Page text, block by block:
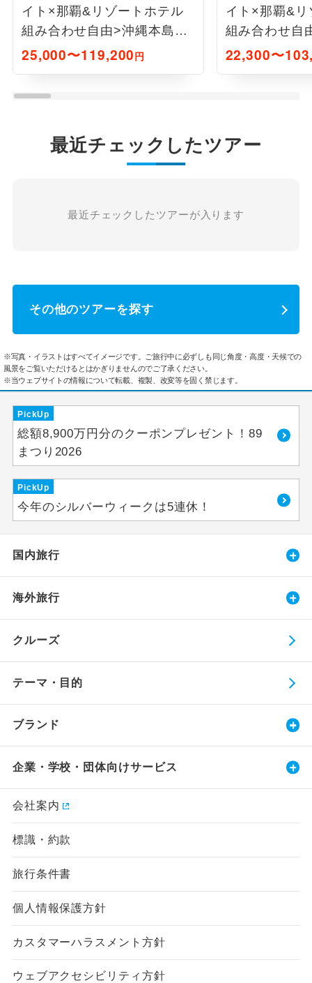
イト×那覇&リゾートホテル
組み合わせ自由>沖縄本島フ
リープラン3日間
25,000〜119,200円
イト×那覇&
組み合わせ自
リープラン2
22,300〜
最近チェックしたツアー
最近チェックしたツアーが入ります
その他のツアーを探す
※写真・イラストはすべてイメージです。ご旅行中に必ずしも同じ角度・高度・天候での
風景をご覧いただけるとはかぎりませんのでご了承ください。
※当ウェブサイトの情報について転載、複製、改変等を固く禁じます。
PickUp
総額8,900万円分のクーポンプレゼント！89
まつり2026
PickUp
今年のシルバーウィークは5連休！
国内旅行
海外旅行
クルーズ
テーマ・目的
ブランド
企業・学校・団体向けサービス
会社案内
標識・約款
旅行条件書
個人情報保護方針
カスタマーハラスメント方針
ウェブアクセシビリティ方針